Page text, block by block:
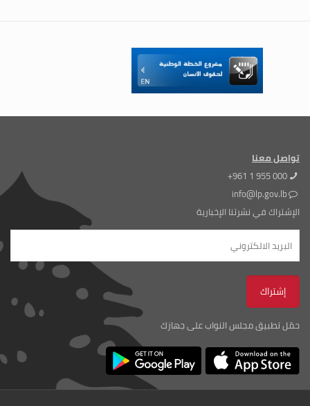
تواصل معنا
+961 1 955 000
info@lp.gov.lb
الإشتراك في نشرتنا الإخبارية
حمّل تطبيق مجلس النواب على جهازك